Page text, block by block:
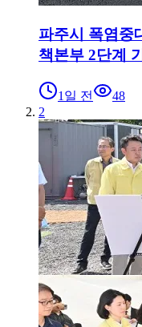
파주시 폭염중
책본부 2단계
1일 전
48
2